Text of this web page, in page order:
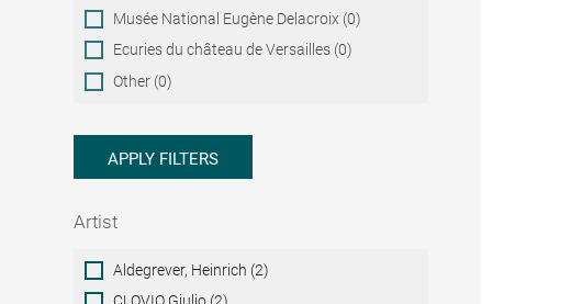
Musée National Eugène Delacroix (0)
Ecuries du château de Versailles (0)
Other (0)
APPLY FILTERS
Artist
ArtistAldegrever, Heinrich (2)